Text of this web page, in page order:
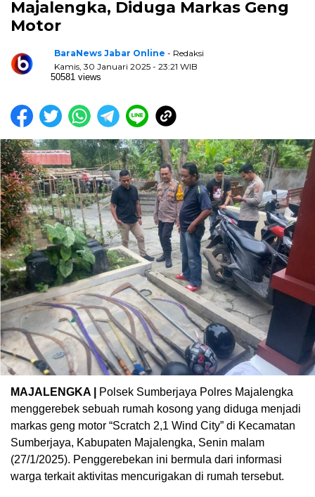
Majalengka, Diduga Markas Geng
Motor
BaraNews Jabar Online - Redaksi
Kamis, 30 Januari 2025 - 23:21 WIB
50581 views
MAJALENGKA |
Polsek Sumberjaya Polres Majalengka
menggerebek sebuah rumah kosong yang diduga menjadi
markas geng motor “Scratch 2,1 Wind City” di Kecamatan
Sumberjaya, Kabupaten Majalengka, Senin malam
(27/1/2025). Penggerebekan ini bermula dari informasi
warga terkait aktivitas mencurigakan di rumah tersebut.